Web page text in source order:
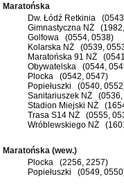
Maratońska
Dw. Łódź Retkinia
Gimnastyczna NŻ
Golfowa (0554, 0538)
Kolarska NŻ (0539,
Maratońska 91 NŻ
Obywatelska (0544,
Plocka (0542, 0547)
Popiełuszki (0540,
Sanitariuszek NŻ (0536,
Stadion Miejski NŻ
Trasa S14 NŻ (0555,
Wróblewskiego NŻ
Maratońska (wew.)
Plocka (2256, 2257)
Popiełuszki (0549,